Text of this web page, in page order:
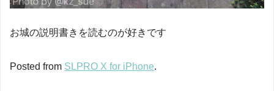
お城の説明書きを読むのが好きです
Posted from SLPRO X for iPhone.